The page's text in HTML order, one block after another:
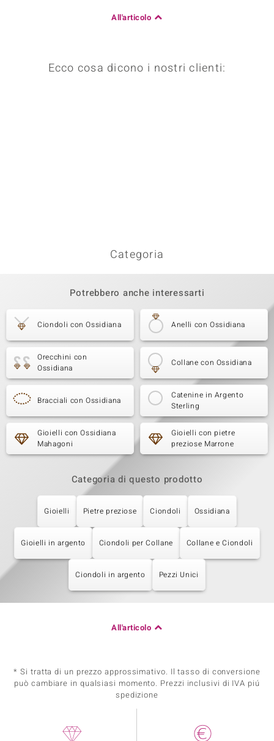
All'articolo
Ecco cosa dicono i nostri clienti:
Categoria
Potrebbero anche interessarti
Ciondoli con Ossidiana Anelli con Ossidiana
Orecchini con
Ossidiana
Collane con Ossidiana
Bracciali con Ossidiana
Catenine in Argento
Sterling
Gioielli con Ossidiana
Mahagoni
Gioielli con pietre
preziose Marrone
Categoria di questo prodotto
Gioielli Pietre preziose Ciondoli Ossidiana
Gioielli in argento Ciondoli per Collane Collane e Ciondoli
Ciondoli in argento Pezzi Unici
All'articolo
* Si tratta di un prezzo approssimativo. Il tasso di conversione
può cambiare in qualsiasi momento. Prezzi inclusivi di IVA piú
spedizione